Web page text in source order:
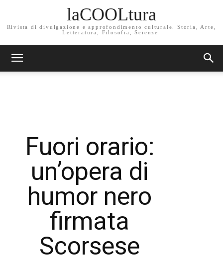
laCOOLtura
Rivista di divulgazione e approfondimento culturale. Storia, Arte,
Letteratura, Filosofia, Scienze.
Fuori orario:
un’opera di
humor nero
firmata
Scorsese